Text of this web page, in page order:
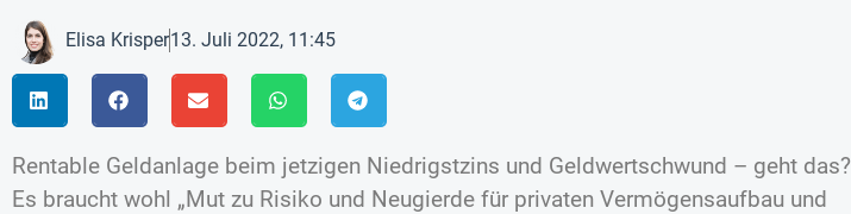
Elisa Krisper13. Juli 2022, 11:45
Rentable Geldanlage beim jetzigen Niedrigstzins und Geldwertschwund – geht das?
Es braucht wohl „Mut zu Risiko und Neugierde für privaten Vermögensaufbau und